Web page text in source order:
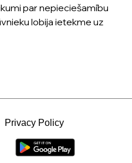
par nepieciešamību
lobija ietekme uz
Privacy Policy